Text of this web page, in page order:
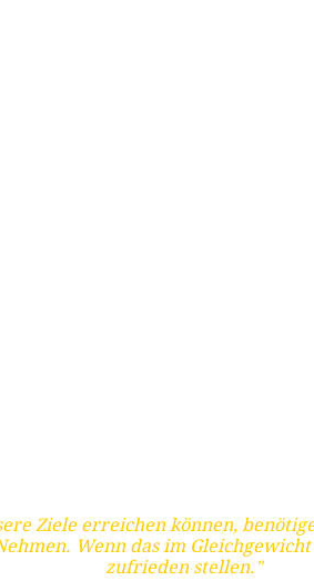
Ziele erreichen können,
Wenn das im
zufrieden stellen."